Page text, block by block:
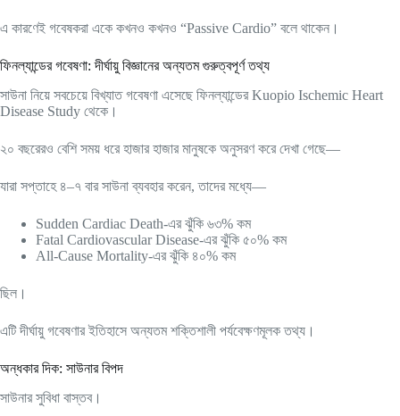
এ কারণেই গবেষকরা একে কখনও কখনও “Passive Cardio” বলে থাকেন।
ফিনল্যান্ডের গবেষণা: দীর্ঘায়ু বিজ্ঞানের অন্যতম গুরুত্বপূর্ণ তথ্য
সাউনা নিয়ে সবচেয়ে বিখ্যাত গবেষণা এসেছে ফিনল্যান্ডের Kuopio Ischemic Heart
Disease Study থেকে।
২০ বছরেরও বেশি সময় ধরে হাজার হাজার মানুষকে অনুসরণ করে দেখা গেছে—
যারা সপ্তাহে ৪–৭ বার সাউনা ব্যবহার করেন, তাদের মধ্যে—
Sudden Cardiac Death-এর ঝুঁকি ৬৩% কম
Fatal Cardiovascular Disease-এর ঝুঁকি ৫০% কম
All-Cause Mortality-এর ঝুঁকি ৪০% কম
ছিল।
এটি দীর্ঘায়ু গবেষণার ইতিহাসে অন্যতম শক্তিশালী পর্যবেক্ষণমূলক তথ্য।
অন্ধকার দিক: সাউনার বিপদ
সাউনার সুবিধা বাস্তব।